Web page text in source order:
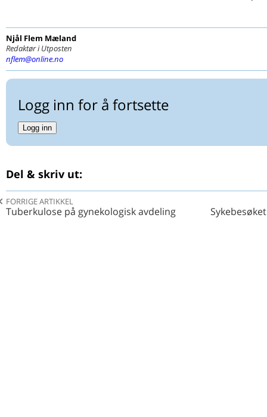
Njål Flem Mæland
Redaktør i Utposten
nflem@online.no
Logg inn for å fortsette
Logg inn
Del & skriv ut:
FORRIGE ARTIKKEL
Tuberkulose på gynekologisk avdeling